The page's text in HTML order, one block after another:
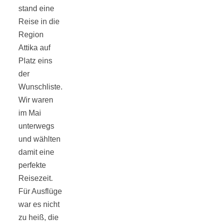
stand eine
Reise in die
Region
Attika auf
Platz eins
der
Wunschliste.
Wir waren
im Mai
unterwegs
und wählten
damit eine
perfekte
Reisezeit.
Für Ausflüge
war es nicht
zu heiß, die